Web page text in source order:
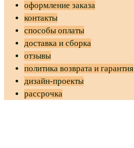
оформление заказа
контакты
способы оплаты
доставка и сборка
отзывы
политика возврата и гарантия
дизайн-проекты
рассрочка